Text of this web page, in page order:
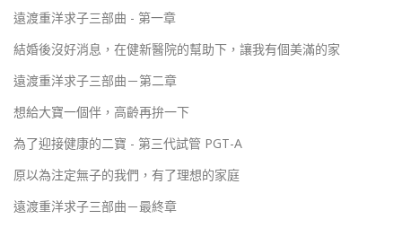
遠渡重洋求子三部曲 - 第一章
結婚後沒好消息，在健新醫院的幫助下，讓我有個美滿的家
遠渡重洋求子三部曲－第二章
想給大寶一個伴，高齡再拚一下
為了迎接健康的二寶 - 第三代試管 PGT-A
原以為注定無子的我們，有了理想的家庭
遠渡重洋求子三部曲－最終章